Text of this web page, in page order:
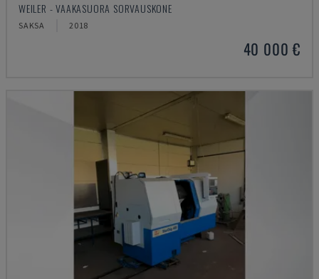
WEILER - VAAKASUORA SORVAUSKONE
SAKSA 2018
40 000 €